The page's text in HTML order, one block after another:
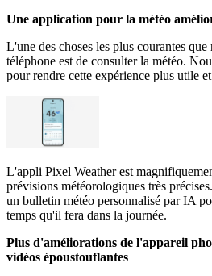
Une application pour la météo
L'une des choses les plus courantes
téléphone est de consulter la météo.
pour rendre cette expérience plus utile
L'appli Pixel Weather est
prévisions météorologiques très
un bulletin météo personnalisé par IA
temps qu'il fera dans la journée.
Plus d'améliorations de l'appareil
vidéos époustouflantes